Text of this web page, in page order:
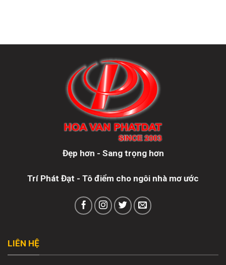
Đẹp hơn - Sang trọng hơn
Trí Phát Đạt - Tô điểm cho ngôi nhà mơ ước
LIÊN HỆ